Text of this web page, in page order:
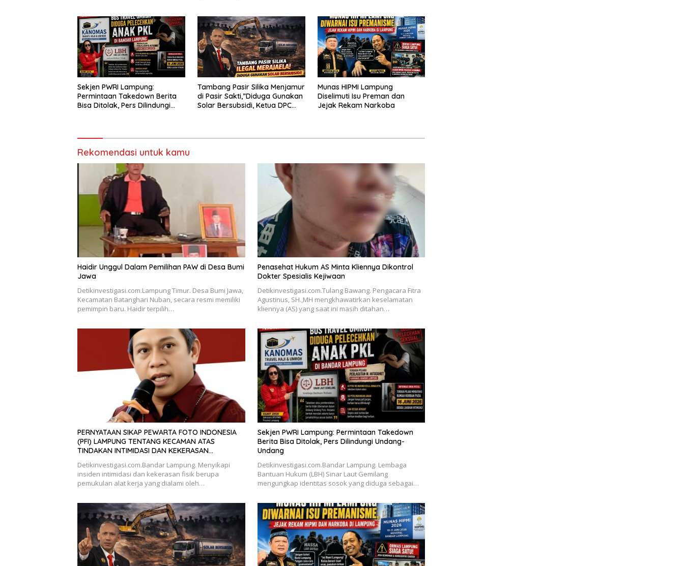
JURNALIS DI PENGADILAN
NEGERI TANJUNG KARANG.
Sekjen PWRI Lampung:
Permintaan Takedown Berita
Bisa Ditolak, Pers Dilindungi
Tambang Pasir Silika Menjamur
di Pasir Sakti,”Diduga Gunakan
Solar Bersubsidi, Ketua DPC
Munas HIPMI Lampung
Diselimuti Isu Preman dan
Jejak Rekam Narkoba
Rekomendasi untuk kamu
Haidir Unggul Dalam Pemilihan PAW di Desa Bumi
Jawa
Detikinvestigasi.com.Lampung Timur. Desa Bumi Jawa,
Kecamatan Batanghari Nuban, secara resmi memiliki
pemimpin baru. Haidir terpilih…
Penasehat Hukum AS Minta Kliennya Dikontrol
Dokter Spesialis Kejiwaan
Detikinvestigasi.com.Tulang Bawang. Pengacara Fitra
Agustinus, SH.,MH mengkhawatirkan keselamatan
kliennya (AS) yang saat ini masih ditahan…
PERNYATAAN SIKAP PEWARTA FOTO INDONESIA
(PFI) LAMPUNG TENTANG KECAMAN ATAS
TINDAKAN INTIMIDASI DAN KEKERASAN
TANJUNG KARANG.
Detikinvestigasi.com.Bandar Lampung. Menyikapi
insiden intimidasi dan kekerasan fisik berupa
pemukulan alat kerja yang dialami oleh…
Sekjen PWRI Lampung: Permintaan Takedown
Berita Bisa Ditolak, Pers Dilindungi Undang-
Undang
Detikinvestigasi.com.Bandar Lampung. Lembaga
Bantuan Hukum (LBH) Sinar Laut Gemilang
mengungkap identitas sosok yang diduga sebagai…